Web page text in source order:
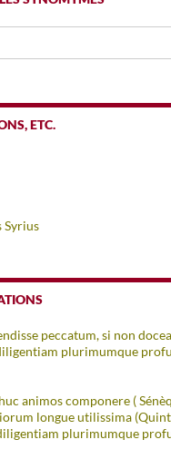
ETC.
Syrius
peccatum, si non
plurimumque
animos componere (
longue utilissima
plurimumque